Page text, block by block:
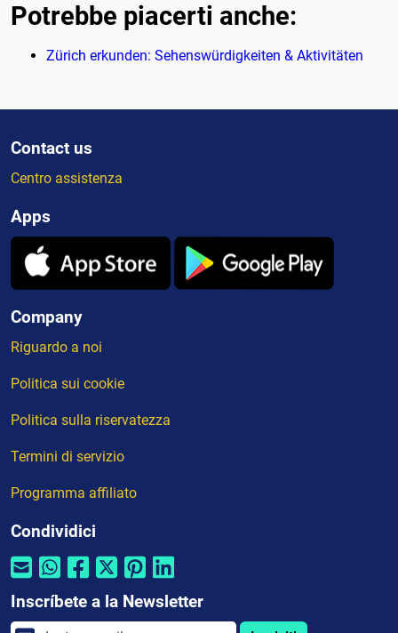
Potrebbe piacerti anche:
Zürich erkunden: Sehenswürdigkeiten & Aktivitäten
Contact us
Centro assistenza
Apps
Company
Riguardo a noi
Politica sui cookie
Politica sulla riservatezza
Termini di servizio
Programma affiliato
Condividici
Inscríbete a la Newsletter